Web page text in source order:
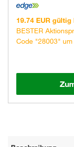
19.74 EUR
BESTER
Code "28003"